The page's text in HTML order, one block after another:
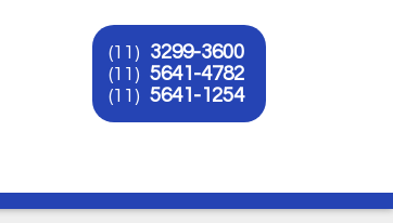
(11) 3299-3600
(11) 5641-4782
(11) 5641-1254